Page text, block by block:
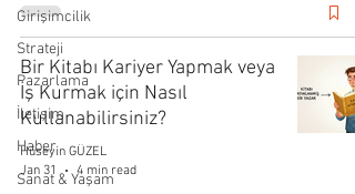
Girişimcilik
Strateji
Pazarlama
İletişim
Haber
Sanat & Yaşam
Bir Kitabı Kariyer Yapmak veya
İş Kurmak için Nasıl
Kullanabilirsiniz?
Hüseyin GÜZEL
Jan 31
4 min read